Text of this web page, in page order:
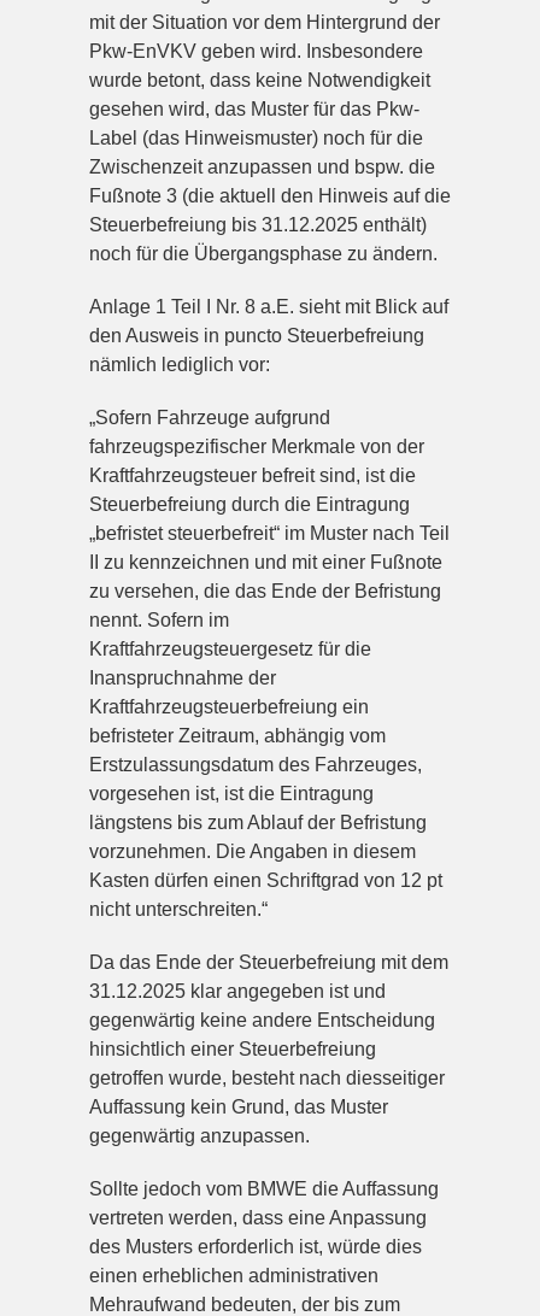
mit der Situation vor dem Hintergrund der
Pkw-EnVKV geben wird. Insbesondere
wurde betont, dass keine Notwendigkeit
gesehen wird, das Muster für das Pkw-
Label (das Hinweismuster) noch für die
Zwischenzeit anzupassen und bspw. die
Fußnote 3 (die aktuell den Hinweis auf die
Steuerbefreiung bis 31.12.2025 enthält)
noch für die Übergangsphase zu ändern.
Anlage 1 Teil I Nr. 8 a.E. sieht mit Blick auf
den Ausweis in puncto Steuerbefreiung
nämlich lediglich vor:
„Sofern Fahrzeuge aufgrund
fahrzeugspezifischer Merkmale von der
Kraftfahrzeugsteuer befreit sind, ist die
Steuerbefreiung durch die Eintragung
„befristet steuerbefreit“ im Muster nach Teil
II zu kennzeichnen und mit einer Fußnote
zu versehen, die das Ende der Befristung
nennt. Sofern im
Kraftfahrzeugsteuergesetz für die
Inanspruchnahme der
Kraftfahrzeugsteuerbefreiung ein
befristeter Zeitraum, abhängig vom
Erstzulassungsdatum des Fahrzeuges,
vorgesehen ist, ist die Eintragung
längstens bis zum Ablauf der Befristung
vorzunehmen. Die Angaben in diesem
Kasten dürfen einen Schriftgrad von 12 pt
nicht unterschreiten.“
Da das Ende der Steuerbefreiung mit dem
31.12.2025 klar angegeben ist und
gegenwärtig keine andere Entscheidung
hinsichtlich einer Steuerbefreiung
getroffen wurde, besteht nach diesseitiger
Auffassung kein Grund, das Muster
gegenwärtig anzupassen.
Sollte jedoch vom BMWE die Auffassung
vertreten werden, dass eine Anpassung
des Musters erforderlich ist, würde dies
einen erheblichen administrativen
Mehraufwand bedeuten, der bis zum